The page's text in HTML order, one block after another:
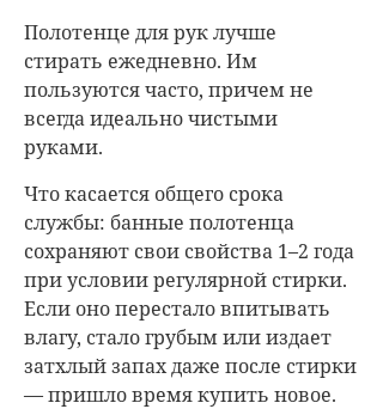
Полотенце для рук лучше
стирать ежедневно. Им
пользуются часто, причем не
всегда идеально чистыми
руками.
Что касается общего срока
службы: банные полотенца
сохраняют свои свойства 1–2 года
при условии регулярной стирки.
Если оно перестало впитывать
влагу, стало грубым или издает
затхлый запах даже после стирки
— пришло время купить новое.